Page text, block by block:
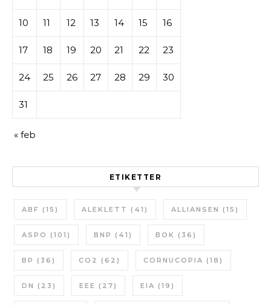
10 11 12 13 14 15 16
17 18 19 20 21 22 23
24 25 26 27 28 29 30
31
« feb
ETIKETTER
ABF (15) ALEKLETT (41) ALLIANSEN (15)
ASPO (101) BNP (41) BOK (36)
BP (36) CO2 (62) CORNUCOPIA (18)
DN (23) EEE (27) EIA (19)